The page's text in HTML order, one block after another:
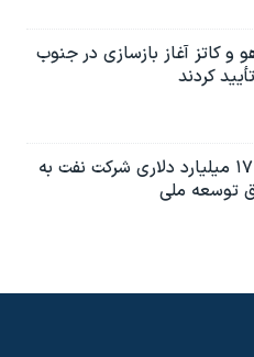
و کاتز آغاز بازسازی در جنوب
کردند
بدهی ۱۷ میلیارد دلاری شرکت نفت به
توسعه ملی